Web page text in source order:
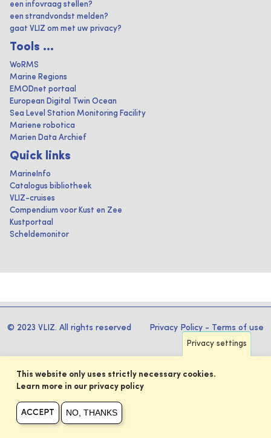
een infovraag stellen?
een strandvondst melden?
gaat VLIZ om met uw privacy?
Tools ...
WoRMS
Marine Regions
EMODnet portaal
European Digital Twin Ocean
Sea Level Station Monitoring Facility
Mariene robotica
Marien Data Archief
Quick links
MarineInfo
Catalogus bibliotheek
VLIZ-cruises
Compendium voor Kust en Zee
Kustportaal
Scheldemonitor
© 2023 VLIZ. All rights reserved Privacy Policy - Terms of use
Privacy settings
This website only uses strictly necessary cookies.
Learn more in our privacy policy
ACCEPT NO, THANKS